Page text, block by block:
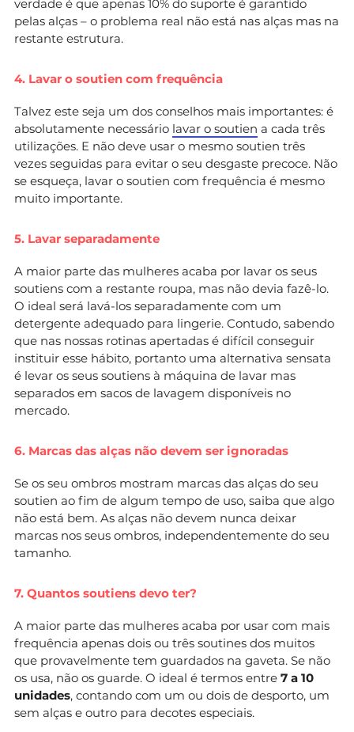
verdade é que apenas 10% do suporte é garantido
pelas alças – o problema real não está nas alças mas na
restante estrutura.
4. Lavar o soutien com frequência
Talvez este seja um dos conselhos mais importantes: é
absolutamente necessário lavar o soutien a cada três
utilizações. E não deve usar o mesmo soutien três
vezes seguidas para evitar o seu desgaste precoce. Não
se esqueça, lavar o soutien com frequência é mesmo
muito importante.
5. Lavar separadamente
A maior parte das mulheres acaba por lavar os seus
soutiens com a restante roupa, mas não devia fazê-lo.
O ideal será lavá-los separadamente com um
detergente adequado para lingerie. Contudo, sabendo
que nas nossas rotinas apertadas é difícil conseguir
instituir esse hábito, portanto uma alternativa sensata
é levar os seus soutiens à máquina de lavar mas
separados em sacos de lavagem disponíveis no
mercado.
6. Marcas das alças não devem ser ignoradas
Se os seu ombros mostram marcas das alças do seu
soutien ao fim de algum tempo de uso, saiba que algo
não está bem. As alças não devem nunca deixar
marcas nos seus ombros, independentemente do seu
tamanho.
7. Quantos soutiens devo ter?
A maior parte das mulheres acaba por usar com mais
frequência apenas dois ou três soutines dos muitos
que provavelmente tem guardados na gaveta. Se não
os usa, não os guarde. O ideal é termos entre 7 a 10
unidades, contando com um ou dois de desporto, um
sem alças e outro para decotes especiais.